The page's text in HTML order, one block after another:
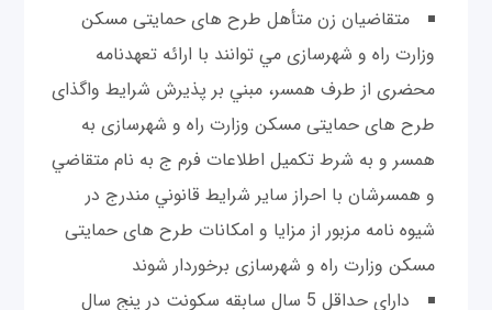
متقاضيان زن متأهل طرح های حمایتی مسکن
وزارت راه و شهرسازی مي توانند با ارائه تعهدنامه
محضری از طرف همسر، مبني بر پذیرش شرایط واگذای
طرح های حمایتی مسکن وزارت راه و شهرسازی به
همسر و به شرط تكميل اطلاعات فرم ج به نام متقاضي
و همسرشان با احراز سایر شرایط قانوني مندرج در
شيوه نامه مزبور از مزایا و امكانات طرح های حمایتی
مسکن وزارت راه و شهرسازی برخوردار شوند
دارای حداقل 5 سال سابقه سکونت در پنج سال